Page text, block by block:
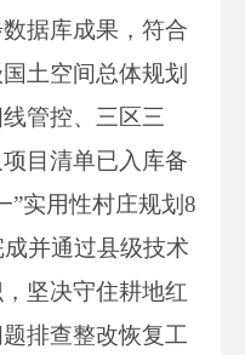
据库成果，符合
土空间总体规划
管控、三区三
目清单已入库备
”实用性村庄规划8
并通过县级技术
坚决守住耕地红
排查整改恢复工